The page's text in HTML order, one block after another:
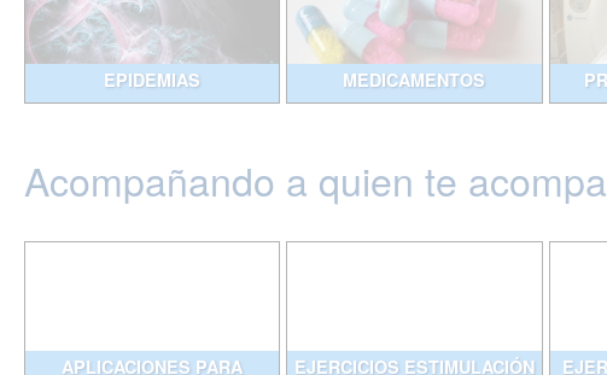
EPIDEMIAS MEDICAMENTOS
Acompañando a quien te
APLICACIONES PARA EJERCICIOS ESTIMULACIÓN